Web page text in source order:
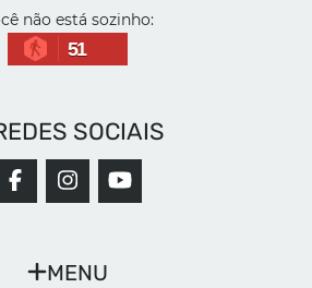
não está sozinho:
51
MENU
SOCIAIS